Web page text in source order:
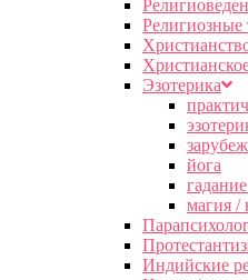
Религиозные
Эзотерика
йога
магия /
Индийские